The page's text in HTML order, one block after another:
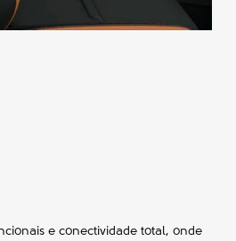
e conectividade total, onde